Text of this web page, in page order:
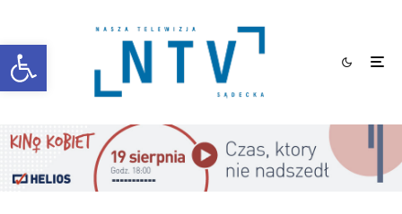
Otwórz pasek narzędzi